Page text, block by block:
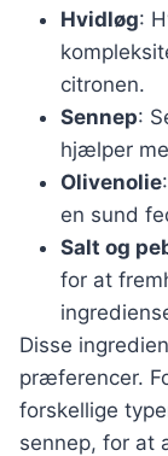
Hvidløg:
citronen.
Sennep:
hjælper
Olivenolie
en sund
Salt og
for at
Disse
præferencer.
forskellige
sennep, for at